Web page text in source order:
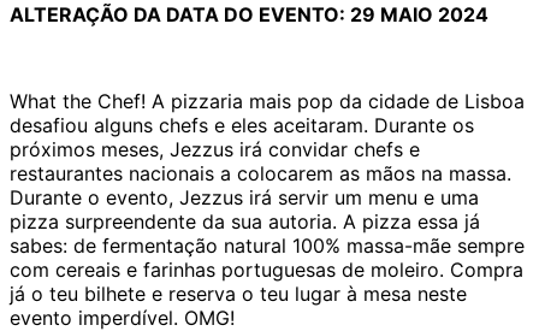
ALTERAÇÃO DA DATA DO EVENTO: 29 MAIO 2024
What the Chef! A pizzaria mais pop da cidade de Lisboa
desafiou alguns chefs e eles aceitaram. Durante os
próximos meses, Jezzus irá convidar chefs e
restaurantes nacionais a colocarem as mãos na massa.
Durante o evento, Jezzus irá servir um menu e uma
pizza surpreendente da sua autoria. A pizza essa já
sabes: de fermentação natural 100% massa-mãe sempre
com cereais e farinhas portuguesas de moleiro. Compra
já o teu bilhete e reserva o teu lugar à mesa neste
evento imperdível. OMG!